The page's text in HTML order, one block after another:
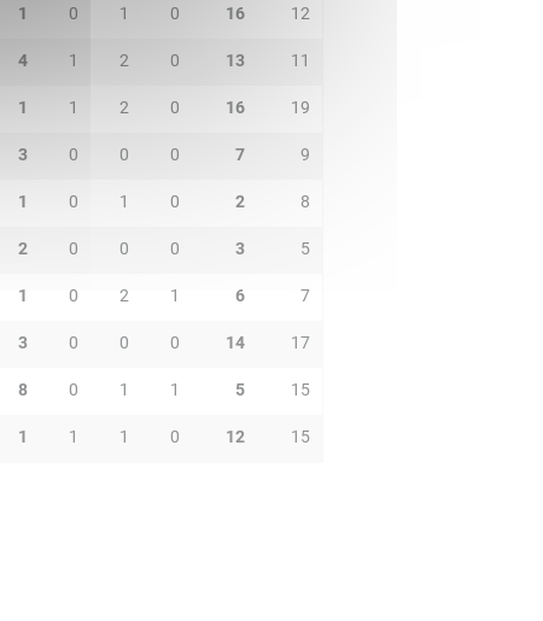
1 0 1 0 16 12
4 1 2 0 13 11
1 1 2 0 16 19
3 0 0 0 7 9
1 0 1 0 2 8
2 0 0 0 3 5
1 0 2 1 6 7
3 0 0 0 14 17
8 0 1 1 5 15
1 1 1 0 12 15